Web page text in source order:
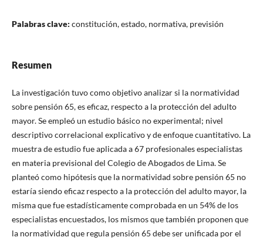
Palabras clave: constitución, estado, normativa, previsión
Resumen
La investigación tuvo como objetivo analizar si la normatividad
sobre pensión 65, es eficaz, respecto a la protección del adulto
mayor. Se empleó un estudio básico no experimental; nivel
descriptivo correlacional explicativo y de enfoque cuantitativo. La
muestra de estudio fue aplicada a 67 profesionales especialistas
en materia previsional del Colegio de Abogados de Lima. Se
planteó como hipótesis que la normatividad sobre pensión 65 no
estaría siendo eficaz respecto a la protección del adulto mayor, la
misma que fue estadísticamente comprobada en un 54% de los
especialistas encuestados, los mismos que también proponen que
la normatividad que regula pensión 65 debe ser unificada por el